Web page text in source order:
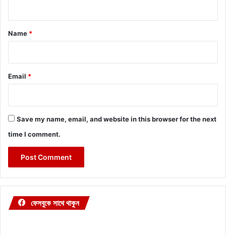
*
Name *
Email *
Save my name, email, and website in this browser for the next
time I comment.
ফেসবুকে সাথে থাকুন